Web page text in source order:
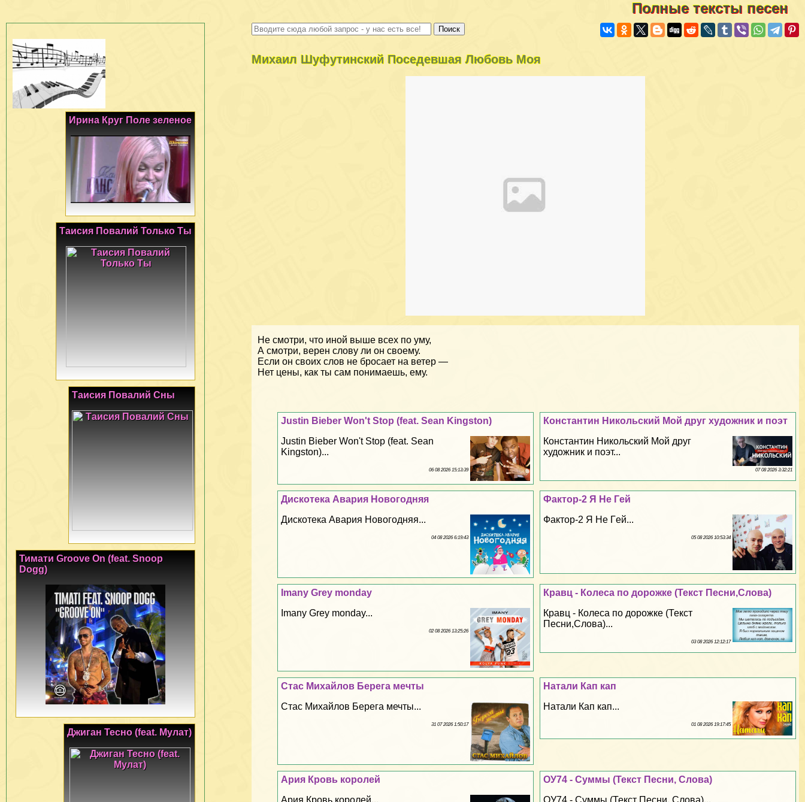
Полные тексты песен
Михаил Шуфутинский Поседевшая Любовь Моя
Не смотри, что иной выше всех по уму,
А смотри, верен слову ли он своему.
Если он своих слов не бросает на ветер —
Нет цены, как ты сам понимаешь, ему.
Константин Никольский Мой друг художник и поэт
Константин Никольский Мой друг
художник и поэт...
07 08 2026 3:32:21
Justin Bieber Won't Stop (feat. Sean Kingston)
Justin Bieber Won't Stop (feat. Sean
Kingston)...
06 08 2026 15:13:39
Фактор-2 Я Не Гeй
Фактор-2 Я Не Гeй...
05 08 2026 10:53:34
Дискотека Авария Новогодняя
Дискотека Авария Новогодняя...
04 08 2026 6:19:43
Кравц - Колеса по дорожке (Текст Песни,Слова)
Кравц - Колеса по дорожке (Текст
Песни,Слова)...
03 08 2026 12:12:17
Imany Grey monday
Imany Grey monday...
02 08 2026 13:25:26
Натали Кап кап
Натали Кап кап...
01 08 2026 19:17:45
Стас Михайлов Берега мечты
Стас Михайлов Берега мечты...
31 07 2026 1:50:17
ОУ74 - Суммы (Текст Песни, Слова)
Ария Кровь королей
Ирина Круг Поле зеленое
Таисия Повалий Только Ты
Таисия Повалий Сны
Тимати Groove On (feat. Snoop
Dogg)
Джиган Тесно (feat. Мулат)